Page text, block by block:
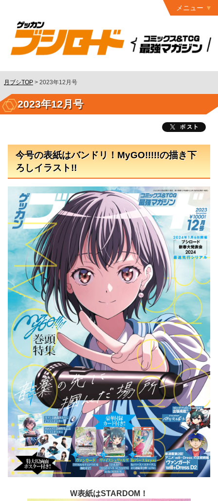
メニュー
最終号
お問い合わせ
月ブシTOP > 2023年12月号
2023年12月号
今号の表紙はバンドリ！MyGO!!!!!の描き下
ろしイラスト!!
W表紙はSTARDOM！